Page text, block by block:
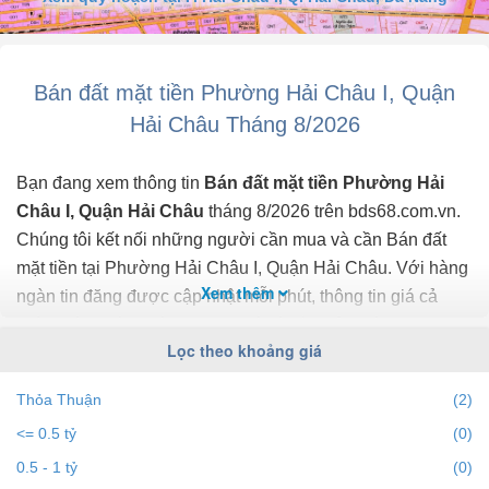
- DT: 79m² - Ngang 4,5m - Lề 5m
- Hướng: Tây Bắc
Bán đất mặt tiền Phường Hải Châu I, Quận
Hải Châu Tháng 8/2026
Bạn đang xem thông tin Bán đất mặt tiền Phường Hải
Châu I, Quận Hải Châu tháng 8/2026 trên bds68.com.vn.
Chúng tôi kết nối những người cần mua và cần Bán đất
mặt tiền tại Phường Hải Châu I, Quận Hải Châu. Với hàng
ngàn tin đăng được cập nhật mỗi phút, thông tin giá cả
Châu I, Quận Hải Châu theo địa điểm, giá, diện tích, dự án,
đường phố, số phòng ngủ và hướng để tìm ra BĐS mong
muốn. Ngoài ra với tính năng gợi ý những batdongsan liền
Xem thêm
Lọc theo khoảng giá
Thỏa Thuận
(2)
<= 0.5 tỷ
(0)
0.5 - 1 tỷ
(0)